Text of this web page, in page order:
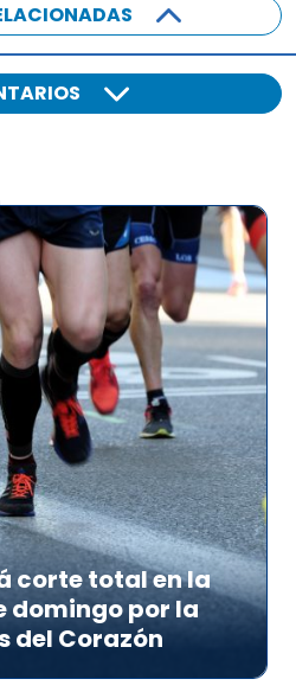
corte total en la
domingo por la
del Corazón